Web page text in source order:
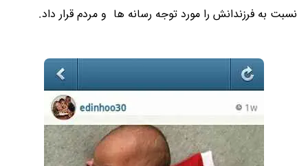
نسبت به فرزندانش را مورد توجه رسانه ها و مردم قرار داد.